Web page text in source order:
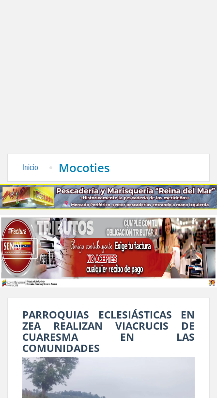
Inicio Mocoties
PARROQUIAS ECLESIÁSTICAS EN
ZEA REALIZAN VIACRUCIS DE
CUARESMA EN LAS
COMUNIDADES